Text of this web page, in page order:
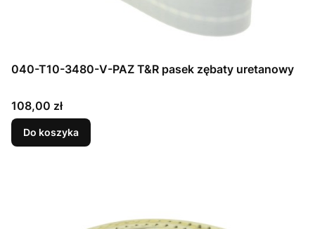
040-T10-3480-V-PAZ T&R pasek zębaty uretanowy
Cena
108,00 zł
Do koszyka